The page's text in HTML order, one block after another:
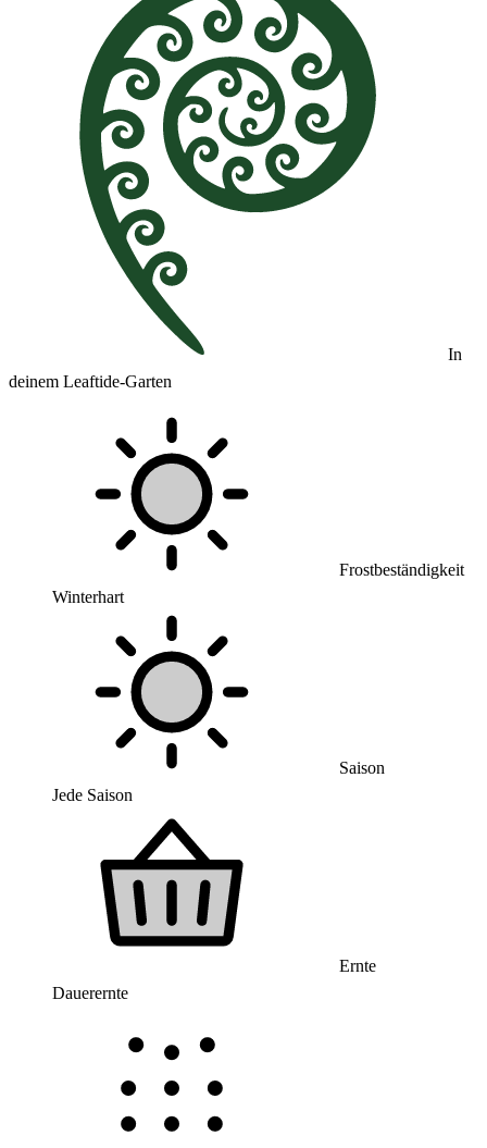
In
deinem Leaftide-Garten
Frostbeständigkeit
Winterhart
Saison
Jede Saison
Ernte
Dauerernte